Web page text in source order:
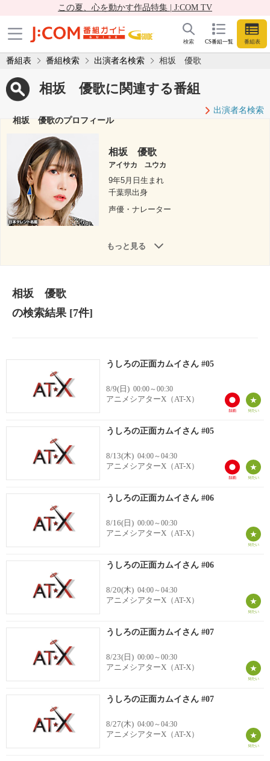
この夏、心を動かす作品特集 | J:COM TV
CS番組一覧 番組表
検索
番組表 番組検索 出演者名検索 相坂 優歌
相坂 優歌に関連する番組
出演者名検索
相坂 優歌のプロフィール
相坂 優歌
アイサカ ユウカ
9年5月日生まれ
千葉県出身
声優・ナレーター
もっと見る
相坂 優歌
の検索結果[7件]
うしろの正面カムイさん #05
8/9(日) 00:00～00:30
アニメシアターX（AT-X）
うしろの正面カムイさん #05
8/13(木) 04:00～04:30
アニメシアターX（AT-X）
うしろの正面カムイさん #06
8/16(日) 00:00～00:30
アニメシアターX（AT-X）
うしろの正面カムイさん #06
8/20(木) 04:00～04:30
アニメシアターX（AT-X）
うしろの正面カムイさん #07
8/23(日) 00:00～00:30
アニメシアターX（AT-X）
うしろの正面カムイさん #07
8/27(木) 04:00～04:30
アニメシアターX（AT-X）